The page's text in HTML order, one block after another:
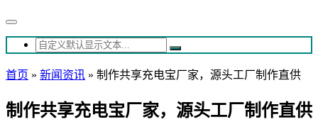
首页 » 新闻资讯 » 制作共享充电宝厂家，源头工厂制作直供
制作共享充电宝厂家，源头工厂制作直供